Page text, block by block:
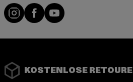
Instagram
FacebookYouTube
KOSTENLOSE RETOURE